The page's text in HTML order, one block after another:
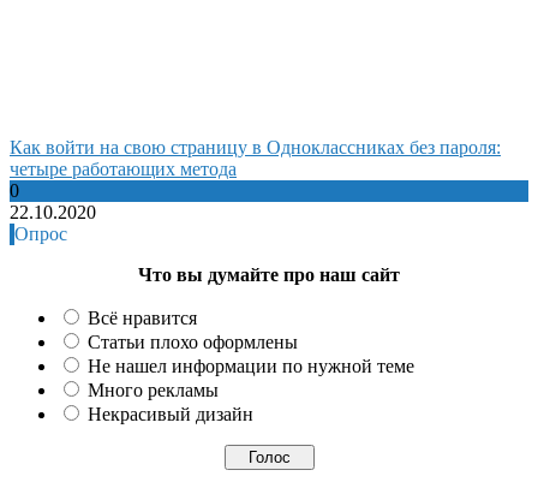
Как войти на свою страницу в Одноклассниках без пароля:
четыре работающих метода
0
22.10.2020
Опрос
Что вы думайте про наш сайт
Всё нравится
Статьи плохо оформлены
Не нашел информации по нужной теме
Много рекламы
Некрасивый дизайн